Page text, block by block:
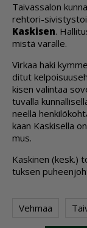
Tai­vas­sa­lon
reh­to­ri-
Kas­ki­sen.
mis­tä va­ral­le.
Vir­kaa haki
di­tut
ki­sen va­lin­taa
tu­val­la
neel­lä
kaan Kas­ki­sel­la
mus.
Kas­ki­nen (kesk.)
tuk­sen
Vehmaa